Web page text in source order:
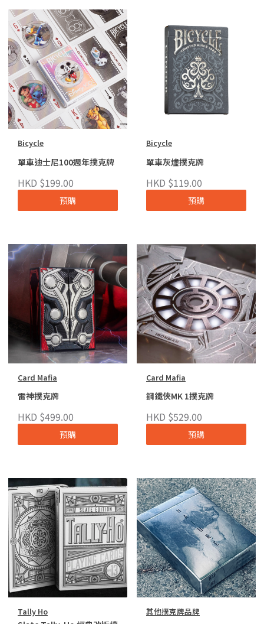
Bicycle
單車迪士尼100週年撲克牌
HKD $199.00
預購
Bicycle
單車灰燼撲克牌
HKD $119.00
預購
Card Mafia
雷神撲克牌
HKD $499.00
預購
Card Mafia
鋼鐵俠MK 1撲克牌
HKD $529.00
預購
Tally Ho 其他撲克牌品牌